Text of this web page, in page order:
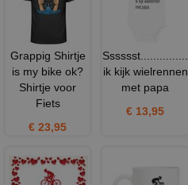
Grappig Shirtje
is my bike ok?
Shirtje voor
Fiets
€ 23,95
Sssssst...............
ik kijk wielrennen
met papa
€ 13,95